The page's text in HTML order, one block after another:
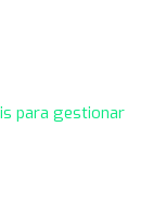
para gestionar